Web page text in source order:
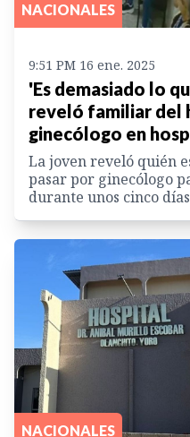
NACIONALES
9:51 PM 16 ene. 2025
'Es demasiado lo
reveló familiar del
ginecólogo en
La joven reveló quién
pasar por ginecólogo
durante unos cinco
NACIONALES